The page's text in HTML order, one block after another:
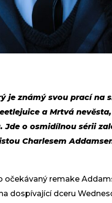
je známý svou prací na
a Mrtvá
o osmidílnou sérii
Charlesem
remake
dospívající dceru